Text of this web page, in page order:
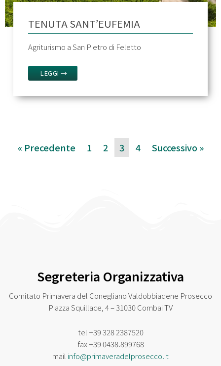
TENUTA SANT’EUFEMIA
Agriturismo a San Pietro di Feletto
LEGGI →
« Precedente 1 2 3 4 Successivo »
Segreteria Organizzativa
Comitato Primavera del Conegliano Valdobbiadene Prosecco
Piazza Squillace, 4 – 31030 Combai TV
tel +39 328 2387520
fax+39 0438.899768
mail info@primaveradelprosecco.it